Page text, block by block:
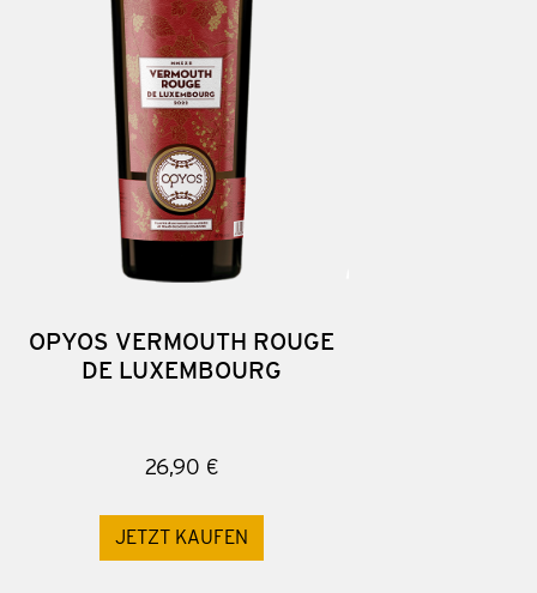
OPYOS VERMOUTH ROUGE
DE LUXEMBOURG
26,90 €
JETZT KAUFEN